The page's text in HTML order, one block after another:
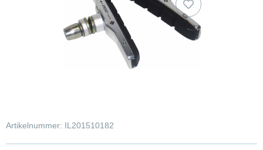
Artikelnummer: IL201510182